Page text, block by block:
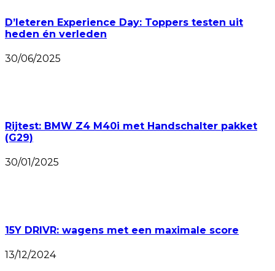
D’Ieteren Experience Day: Toppers testen uit
heden én verleden
30/06/2025
Rijtest: BMW Z4 M40i met Handschalter pakket
(G29)
30/01/2025
15Y DRIVR: wagens met een maximale score
13/12/2024